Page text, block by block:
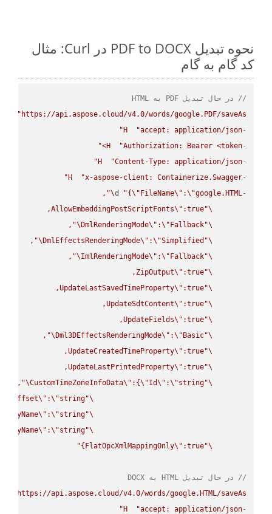
نحوه تبدیل PDF to DOCX در Curl: مثال
کد گام به گام
// در حال تبدیل PDF به HTML
"https://api.aspose.cloud/v4.0/words/google.PDF/saveAs"
-
H
"accept: application/json"
-
H
"Authorization: Bearer <token>"
-
H
"Content-Type: application/json"
-
H
"x-aspose-client: Containerize.Swagger"
-
d "{\" FileName\" :\"google.HTML
\"
\"
AllowEmbeddingPostScriptFonts\"
\"
DmlRenderingMode\" :\" Fallback
\"
\"
DmlEffectsRenderingMode\" :\"Simplified
\"
\"
ImlRenderingMode\" :\" Fallback
\"
\"
ZipOutput\"
\"
UpdateLastSavedTimeProperty\"
\"
UpdateSdtContent\"
\"
UpdateFields\"
\"
Dml3DEffectsRenderingMode\" :\" Basic
\"
\"
UpdateCreatedTimeProperty\"
\"
UpdateLastPrintedProperty\"
\"
CustomTimeZoneInfoData\" :{\"Id\" :\"string
\"
\"
\" :\"string
\"
\" :\"string
\"
\" :\"string
\"
FlatOpcXmlMappingOnly\" :true}"
// در حال تبدیل HTML به DOCX
"https://api.aspose.cloud/v4.0/words/google.HTML/saveAs"
-
H
"accept: application/json"